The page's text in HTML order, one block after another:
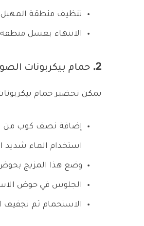
تنظيف منطقة
الانتهاء بغسل
2. حمام بيكربونات الصوديوم
يمكن تحضير حمام
إضافة نصف كوب من
استخدام الماء شديد
وضع هذا المزيج
الجلوس في حوض الاستحمام
الاستحمام ثم تجفيف